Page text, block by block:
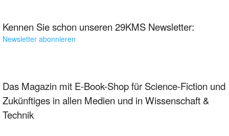
Kennen Sie schon unseren 29KMS Newsletter:
Newsletter abonnieren
Das Magazin mit E-Book-Shop für Science-Fiction und
Zukünftiges in allen Medien und in Wissenschaft &
Technik